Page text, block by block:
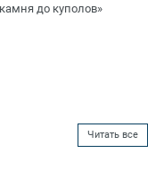
до куполов»
Читать все